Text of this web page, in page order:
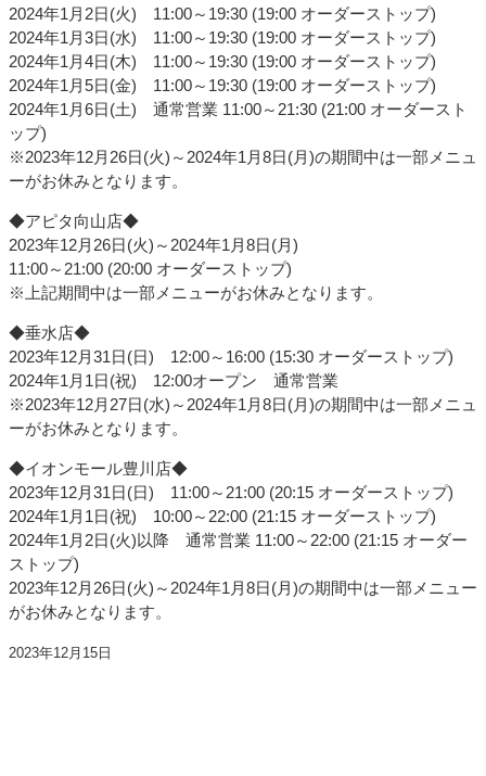
2024年1月2日(火) 11:00～19:30 (19:00 オーダーストップ)
2024年1月3日(水) 11:00～19:30 (19:00 オーダーストップ)
2024年1月4日(木) 11:00～19:30 (19:00 オーダーストップ)
2024年1月5日(金) 11:00～19:30 (19:00 オーダーストップ)
2024年1月6日(土) 通常営業 11:00～21:30 (21:00 オーダースト
ップ)
※2023年12月26日(火)～2024年1月8日(月)の期間中は一部メニュ
ーがお休みとなります。
◆アピタ向山店◆
2023年12月26日(火)～2024年1月8日(月)
11:00～21:00 (20:00 オーダーストップ)
※上記期間中は一部メニューがお休みとなります。
◆垂水店◆
2023年12月31日(日) 12:00～16:00 (15:30 オーダーストップ)
2024年1月1日(祝) 12:00オープン 通常営業
※2023年12月27日(水)～2024年1月8日(月)の期間中は一部メニュ
ーがお休みとなります。
◆イオンモール豊川店◆
2023年12月31日(日) 11:00～21:00 (20:15 オーダーストップ)
2024年1月1日(祝) 10:00～22:00 (21:15 オーダーストップ)
2024年1月2日(火)以降 通常営業 11:00～22:00 (21:15 オーダー
ストップ)
2023年12月26日(火)～2024年1月8日(月)の期間中は一部メニュー
がお休みとなります。
2023年12月15日